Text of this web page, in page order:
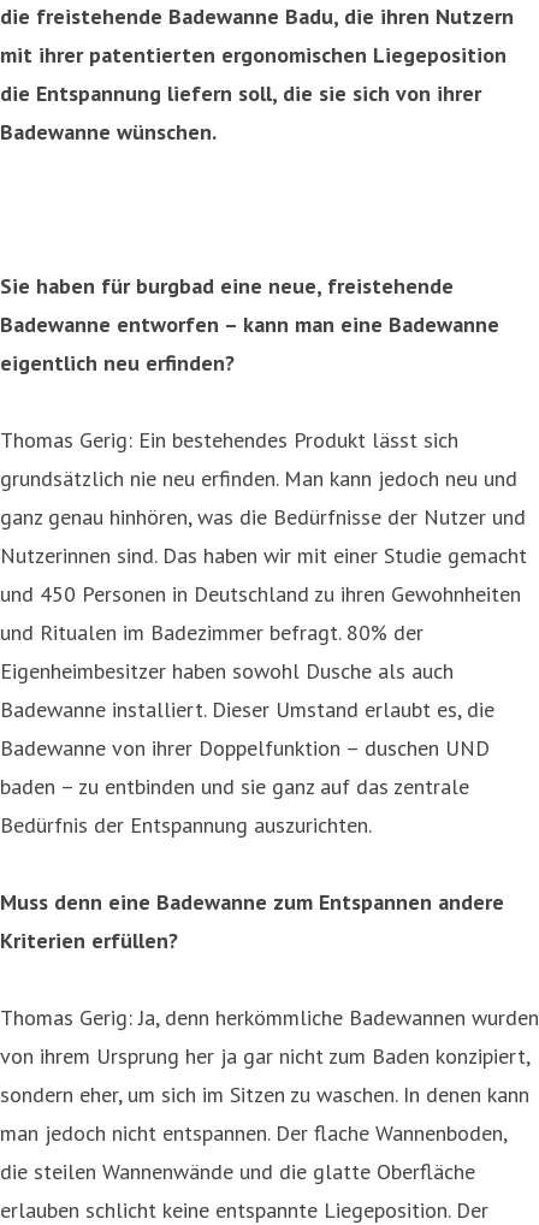
die freistehende Badewanne Badu, die ihren Nutzern
mit ihrer patentierten ergonomischen Liegeposition
die Entspannung liefern soll, die sie sich von ihrer
Badewanne wünschen.
Sie haben für burgbad eine neue, freistehende
Badewanne entworfen – kann man eine Badewanne
eigentlich neu erfinden?
Thomas Gerig: Ein bestehendes Produkt lässt sich
grundsätzlich nie neu erfinden. Man kann jedoch neu und
ganz genau hinhören, was die Bedürfnisse der Nutzer und
Nutzerinnen sind. Das haben wir mit einer Studie gemacht
und 450 Personen in Deutschland zu ihren Gewohnheiten
und Ritualen im Badezimmer befragt. 80% der
Eigenheimbesitzer haben sowohl Dusche als auch
Badewanne installiert. Dieser Umstand erlaubt es, die
Badewanne von ihrer Doppelfunktion – duschen UND
baden – zu entbinden und sie ganz auf das zentrale
Bedürfnis der Entspannung auszurichten.
Muss denn eine Badewanne zum Entspannen andere
Kriterien erfüllen?
Thomas Gerig: Ja, denn herkömmliche Badewannen wurden
von ihrem Ursprung her ja gar nicht zum Baden konzipiert,
sondern eher, um sich im Sitzen zu waschen. In denen kann
man jedoch nicht entspannen. Der flache Wannenboden,
die steilen Wannenwände und die glatte Oberfläche
erlauben schlicht keine entspannte Liegeposition. Der